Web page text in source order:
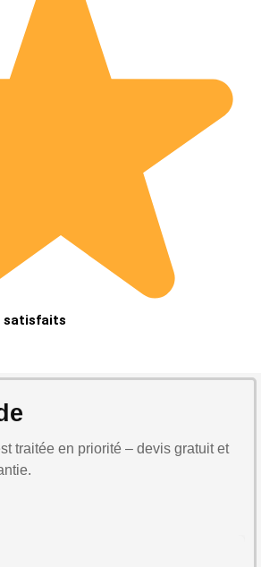
satisfaits
traitée en priorité – devis gratuit et